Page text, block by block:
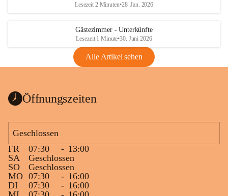
Lesezeit 2 Minuten•28. Jan. 2026
Gästezimmer - Unterkünfte
Lesezeit 1 Minute•30. Juni 2026
Alle Artikel sehen
Öffnungszeiten
Geschlossen
FR
07:30 - 13:00
SA
Geschlossen
SO
Geschlossen
MO 07:30 - 16:00
DI
07:30 - 16:00